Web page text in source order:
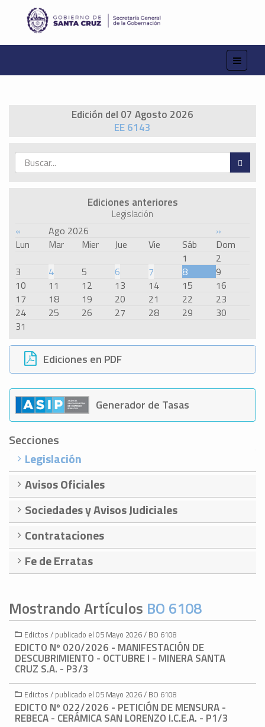
Edición del 07 Agosto 2026
EE 6143
Ediciones anteriores
Legislación
« Ago 2026
»
Lun
Mar Mier Jue Vie Sáb
Dom
1
2
3
4 5 6 7 8
9
10
11 12 13 14 15
16
17
18 19 20 21 22
23
24
25 26 27 28 29
30
31
Ediciones en PDF
Generador de Tasas
Secciones
Legislación
Avisos Oficiales
Sociedades y Avisos Judiciales
Contrataciones
Fe de Erratas
Mostrando Artículos BO 6108
Edictos / publicado el 05 Mayo 2026 / BO 6108
EDICTO Nº 020/2026 - MANIFESTACIÓN DE
DESCUBRIMIENTO - OCTUBRE I - MINERA SANTA
CRUZ S.A. - P3/3
Edictos / publicado el 05 Mayo 2026 / BO 6108
EDICTO Nº 022/2026 - PETICIÓN DE MENSURA -
REBECA - CERÁMICA SAN LORENZO I.C.E.A. - P1/3